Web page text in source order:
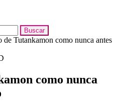
de Tutankamon como nunca antes
como nunca